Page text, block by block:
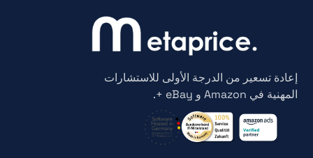
إعادة تسعير من الدرجة الأولى للاستشارات
المهنية في Amazon و eBay +.